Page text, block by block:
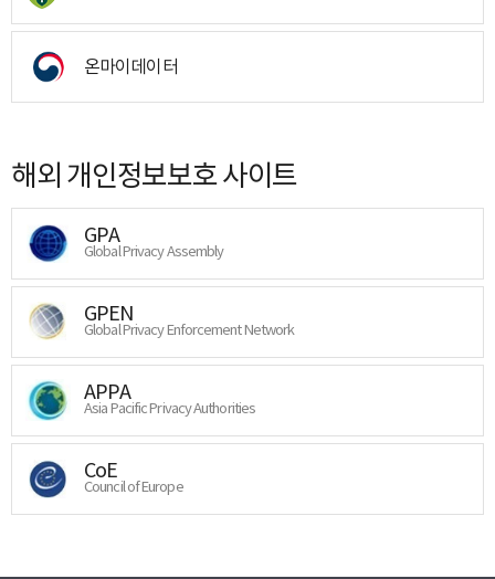
온마이데이터
해외 개인정보보호 사이트
GPA
Global Privacy Assembly
GPEN
Global Privacy Enforcement Network
APPA
Asia Pacific Privacy Authorities
CoE
Council of Europe